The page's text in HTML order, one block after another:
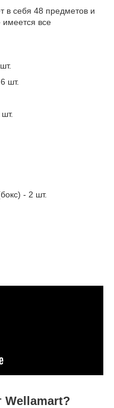
в себя 48 предметов и
имеется все
шт.
- 2 шт.